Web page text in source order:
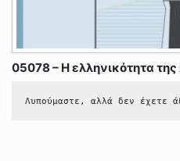
05078 – Η ελληνικότητα
Λυπούμαστε, αλλά δεν έχετε